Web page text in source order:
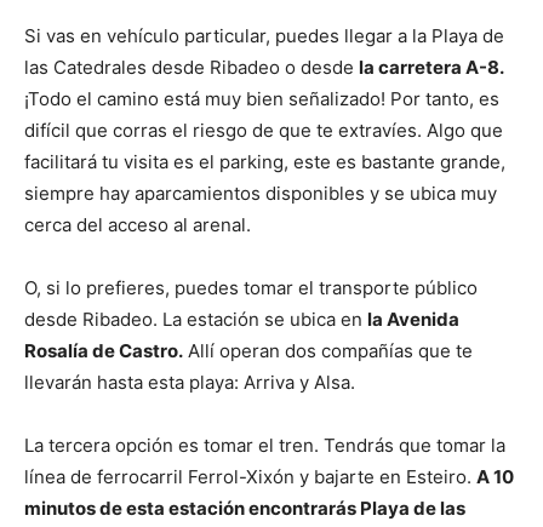
Si vas en vehículo particular, puedes llegar a la Playa de
las Catedrales desde Ribadeo o desde la carretera A-8.
¡Todo el camino está muy bien señalizado! Por tanto, es
difícil que corras el riesgo de que te extravíes. Algo que
facilitará tu visita es el parking, este es bastante grande,
siempre hay aparcamientos disponibles y se ubica muy
cerca del acceso al arenal.
O, si lo prefieres, puedes tomar el transporte público
desde Ribadeo. La estación se ubica en la Avenida
Rosalía de Castro. Allí operan dos compañías que te
llevarán hasta esta playa: Arriva y Alsa.
La tercera opción es tomar el tren. Tendrás que tomar la
línea de ferrocarril Ferrol-Xixón y bajarte en Esteiro. A 10
minutos de esta estación encontrarás Playa de las